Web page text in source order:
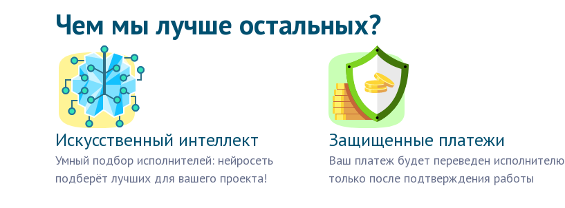
Чем мы лучше остальных?
Искусственный интеллект
Умный подбор исполнителей: нейросеть
подберёт лучших для вашего проекта!
Защищенные платежи
Ваш платеж будет переведен исполнителю
только после подтверждения работы